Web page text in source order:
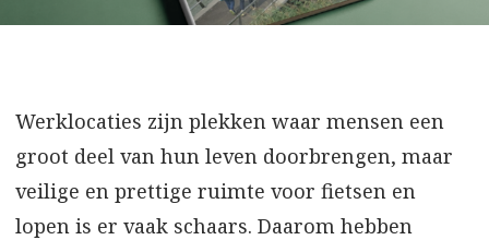
Werklocaties zijn plekken waar mensen een
groot deel van hun leven doorbrengen, maar
veilige en prettige ruimte voor fietsen en
lopen is er vaak schaars. Daarom hebben